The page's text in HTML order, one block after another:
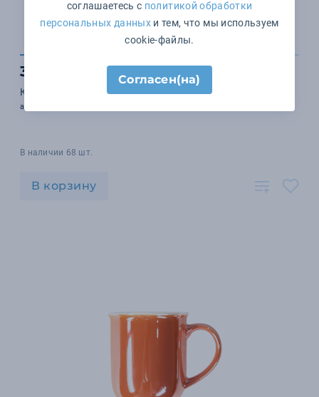
383 ₽
Кружка INTRO (черный, синий)
арт. 26701/24
В наличии 68 шт.
В корзину
соглашаетесь с политикой обработки
персональных данныхи тем, что мы используем
cookie-файлы.
Согласен(на)